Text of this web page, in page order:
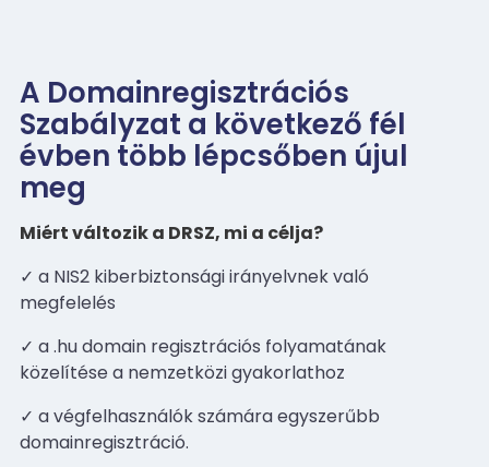
A Domainregisztrációs
Szabályzat a következő fél
évben több lépcsőben újul
meg
Miért változik a DRSZ, mi a célja?
✓ a NIS2 kiberbiztonsági irányelvnek való
megfelelés
✓ a .hu domain regisztrációs folyamatának
közelítése a nemzetközi gyakorlathoz
✓ a végfelhasználók számára egyszerűbb
domainregisztráció.